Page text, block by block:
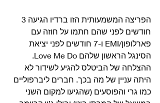
חודשים לפני שהם חתמו על חוזה עם
פארלופון/EMI ו-7 חודשים לפני יציאת
הסינגל הראשון שלהם Love Me Do.
ההצלחה של הביטלס להגיע לשידור לא
היתה עניין של מה בכך. חברים ליברפוליים
כמו גרי והפוסעים (שהגיעו למקום השני